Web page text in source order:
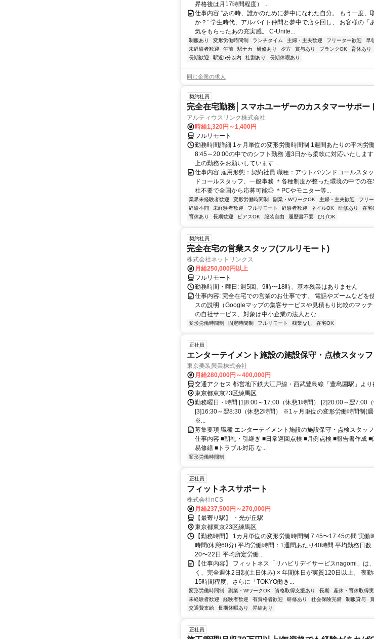
昇格後は月17時間程度） ...
仕事内容 ”あの時、誰かのために夢中になれた自分。 もう一度、
か？” 学生時代、アルバイト仲間と夢中で店を回し、 お客様の「
気をもらったあの充実感。 C-Unite...
制服あり 変形労働時間制 ランチタイム 主婦・主夫歓迎 フリーター歓迎 早
未経験者歓迎
午前 駅ナカ 研修あり 夕方 賞与あり ブランクOK 育休あり
長期歓迎
駅近5分以内 社割あり 長期休暇あり
同じ企業の求人
契約社員
完全在宅勤務│スマホユーザーのカスタマーサポー
アルティウスリンク株式会社
時給1,320円～1,400円
フルリモート
勤務時間詳細 1ヶ月単位の変形労働時間制 1週間あたりの平均労
8:45～20:00の中でのシフト勤務 週3日から柔軟に対応いたしま
上の勤務をお願いしています ...
仕事内容 雇用形態：契約社員 職種：アウトバウンドコールスタ
ドコールスタッフ、一般事務 ＊各種制度が整った環境の中での
社不要で全国から応募可能◎ ＊PCやモニター等...
業界未経験者歓迎 変形労働時間制 副業・WワークOK 主婦・主夫歓迎 フリ
経験不問
未経験者歓迎 フルリモート 経験者歓迎 ネイルOK 研修あり 在宅
育休あり
長期歓迎 ピアスOK 服装自由 履歴書不要 ひげOK
契約社員
完全在宅の営業スタッフ(フルリモート)
株式会社ネットリンクス
月給250,000円以上
フルリモート
勤務時間・曜日: 週5回、9時〜18時、基本残業はありません
仕事内容: 完全在宅での営業のお仕事です。 電話やズームなどを
スの説明（Googleマップの集客サービスや見積もり比較のマッ
の自社サービス、対象は中小企業の法人とな...
変形労働時間制 固定時間制 フルリモート 残業なし 在宅OK
正社員
エンターテイメント施設の施設保守・点検スタッフ
東京美装興業株式会社
月給280,000円～400,000円
交通アクセス 都営地下鉄大江戸線・西武豊島線「豊島園駅」よ
東京都東京23区練馬区
勤務曜日・時間 [1]8:00～17:00（休憩1時間） [2]20:00～翌7:00（
[3]16:30～翌8:30（休憩2時間） ※1ヶ月単位の変形労働時間制(
※...
募集要項 職種 エンターテイメント施設の施設保守・点検スタッ
仕事内容 ■朝礼・引継ぎ ■日常巡回点検 ■月例点検 ■報告書作成
易修繕 ■トラブル対応 な...
変形労働時間制
正社員
フィットネスサポート
株式会社nCS
月給237,500円～270,000円
【最寄り駅】 ・光が丘駅
東京都東京23区練馬区
【勤務時間】 1カ月単位の変形労働時間制 7:45〜17:45の間 実働
時間(休憩60分) 平均労働時間：1週間あたり40時間 平均勤務日数
20〜22日 平均所定労働...
【仕事内容】 フィットネス「リハビリデイサービスnagomi」は
く、完全週休2日制(土日休み) × 年間休日が実質120日以上。 夜勤
15時間程度。さらに「TOKYO働き...
変形労働時間制 副業・WワークOK 資格取得支援あり 長期 産休・育休取得
未経験者歓迎
経験者歓迎 有資格者歓迎 研修あり 社会保険完備 制服貸与
交通費支給
長期休暇あり 昇給あり
正社員